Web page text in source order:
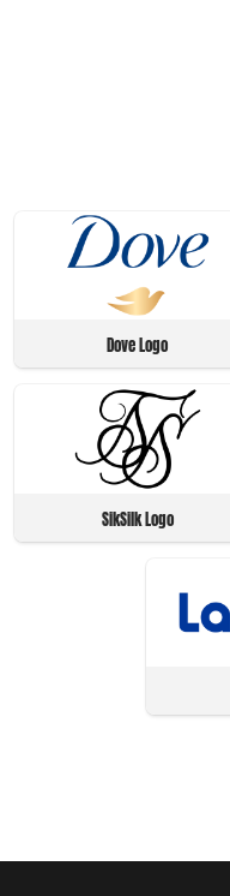
Dove Logo
SikSilk Logo